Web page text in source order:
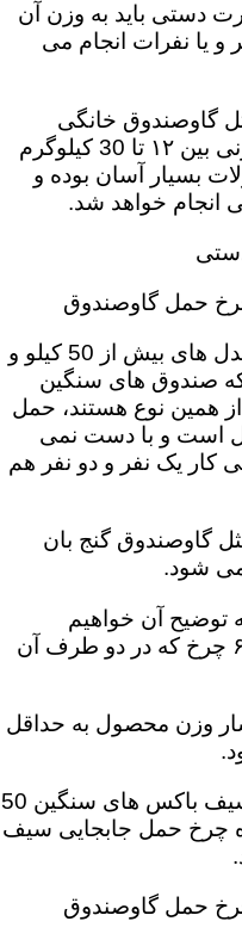
دستی باید به وزن آن
یا نفرات انجام می
گاوصندوق خانگی
کوچک و محصولات های هتلی وزنی بین ۱۲ تا 30 کیلوگرم
بسیار آسان بوده و
انجام خواهد شد.
حمل گاوصندوق
برخلاف مدل های بالا بعضی از مدل های بیش از 50 کیلو و
دارند که صندوق های سنگین
همین نوع هستند، حمل
است و با دست نمی
کار یک نفر و دو نفر هم
گاوصندوق گنج بان
شود.
آن خواهیم
پرداخت، وسیله ای است شامل ۶ چرخ که در دو طرف آن
وزن محصول به حداقل
فراموش نکنید شما برای حمل سیف باکس های سنگین 50
چرخ حمل جابجایی سیف
حمل گاوصندوق